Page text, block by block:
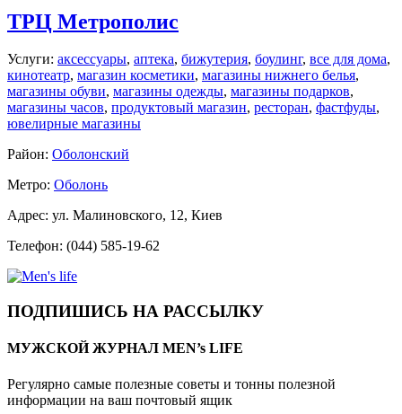
ТРЦ Метрополис
Услуги: аксессуары, аптека, бижутерия, боулинг, все для дома,
кинотеатр, магазин косметики, магазины нижнего белья,
магазины обуви, магазины одежды, магазины подарков,
магазины часов, продуктовый магазин, ресторан, фастфуды,
ювелирные магазины
Район: Оболонский
Метро: Оболонь
Адрес: ул. Малиновского, 12, Киев
Телефон: (044) 585-19-62
ПОДПИШИСЬ НА РАССЫЛКУ
МУЖСКОЙ ЖУРНАЛ MEN’s LIFE
Регулярно самые полезные советы и тонны полезной
информации на ваш почтовый ящик